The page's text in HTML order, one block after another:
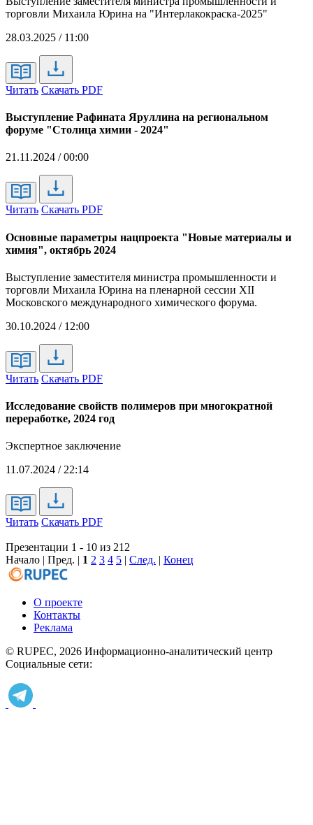
торговли Михаила Юрина на "Интерлакокраска-2025"
28.03.2025 / 11:00
Читать Скачать PDF
Выступление Рафината Яруллина на региональном
форуме "Столица химии - 2024"
21.11.2024 / 00:00
Читать Скачать PDF
Основные параметры нацпроекта "Новые материалы и
химия", октябрь 2024
Выступление заместителя министра промышленности и
торговли Михаила Юрина на пленарной сессии XII
Московского международного химического форума.
30.10.2024 / 12:00
Читать Скачать PDF
Исследование свойств полимеров при многократной
переработке, 2024 год
Экспертное заключение
11.07.2024 / 22:14
Читать Скачать PDF
Презентации 1 - 10 из 212
Начало | Пред. | 1 2 3 4 5 | След. | Конец
О проекте
Контакты
Реклама
© RUPEC, 2026 Информационно-аналитический центр
Социальные сети: